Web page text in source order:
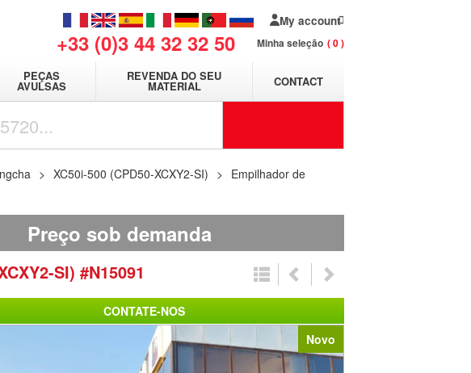
+33 (0)3 44 32 32 50
My account
Minha seleção 0
PEÇAS
AVULSAS
REVENDA DO SEU
MATERIAL CONTACT
XC50i-500 (CPD50-XCXY2-SI)
Empilhador de
Preço sob demanda
SI) #N15091
Novo
CONTATE-NOS